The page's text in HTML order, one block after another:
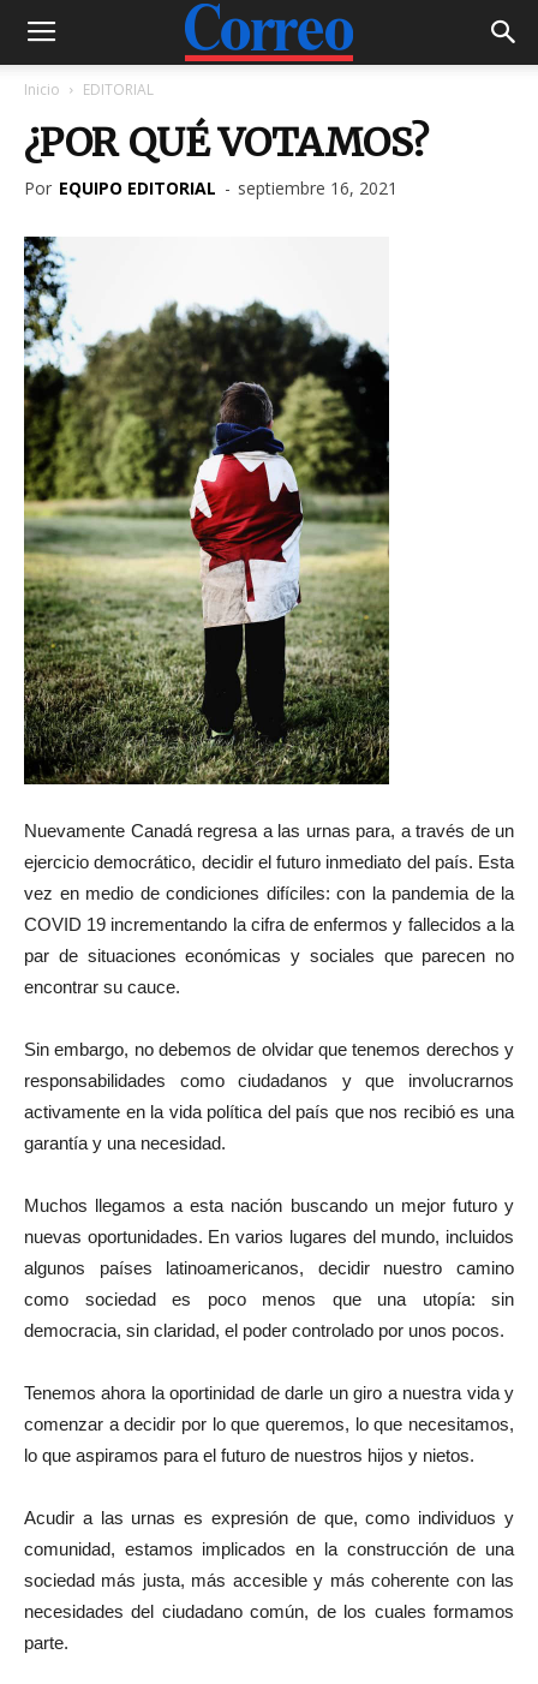
Inicio EDITORIAL
¿POR QUÉ VOTAMOS?
Por EQUIPO EDITORIAL - septiembre 16, 2021
Nuevamente Canadá regresa a las urnas para, a través de un
ejercicio democrático, decidir el futuro inmediato del país. Esta
vez en medio de condiciones difíciles: con la pandemia de la
COVID 19 incrementando la cifra de enfermos y fallecidos a la
par de situaciones económicas y sociales que parecen no
encontrar su cauce.
Sin embargo, no debemos de olvidar que tenemos derechos y
responsabilidades como ciudadanos y que involucrarnos
activamente en la vida política del país que nos recibió es una
garantía y una necesidad.
Muchos llegamos a esta nación buscando un mejor futuro y
nuevas oportunidades. En varios lugares del mundo, incluidos
algunos países latinoamericanos, decidir nuestro camino
como sociedad es poco menos que una utopía: sin
democracia, sin claridad, el poder controlado por unos pocos.
Tenemos ahora la oportinidad de darle un giro a nuestra vida y
comenzar a decidir por lo que queremos, lo que necesitamos,
lo que aspiramos para el futuro de nuestros hijos y nietos.
Acudir a las urnas es expresión de que, como individuos y
comunidad, estamos implicados en la construcción de una
sociedad más justa, más accesible y más coherente con las
necesidades del ciudadano común, de los cuales formamos
parte.